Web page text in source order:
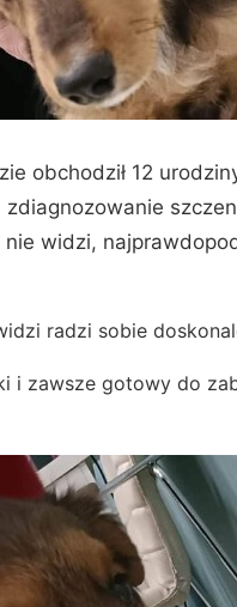
obchodził 12
nie widzi,
radzi sobie
i zawsze gotowy do